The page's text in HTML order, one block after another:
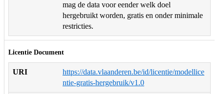
mag de data voor eender welk doel
hergebruikt worden, gratis en onder minimale
restricties.
Licentie Document
URI
https://data.vlaanderen.be/id/licentie/modellice
ntie-gratis-hergebruik/v1.0